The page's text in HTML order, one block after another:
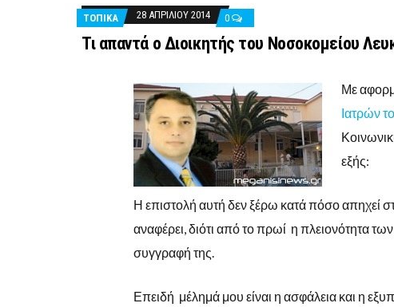
ΤΟΠΙΚΑ 28 ΑΠΡΙΛΊΟΥ 2014 0
Τι απαντά ο Διοικητής του Νοσοκομείου
Με
Ιατρών
εξής:
Η επιστολή αυτή δεν ξέρω κατά πόσο απηχεί
αναφέρει, διότι από το πρωί η πλειονότητα
συγγραφή της.
Επειδή μέλημά μου είναι η ασφάλεια και η